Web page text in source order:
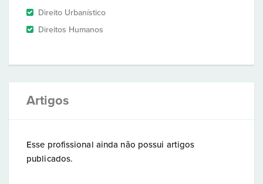
Direito Urbanístico
Direitos Humanos
Artigos
Esse profissional ainda não possui artigos
publicados.